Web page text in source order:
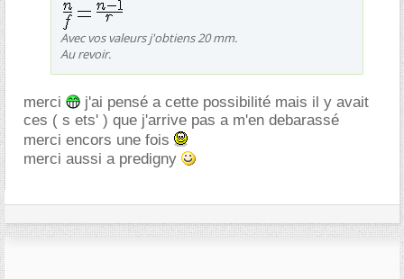
Avec vos valeurs j'obtiens 20 mm.
Au revoir.
merci
j'ai pensé a cette possibilité mais il y avait
ces ( s ets' ) que j'arrive pas a m'en debarassé
merci encors une fois
merci aussi a predigny